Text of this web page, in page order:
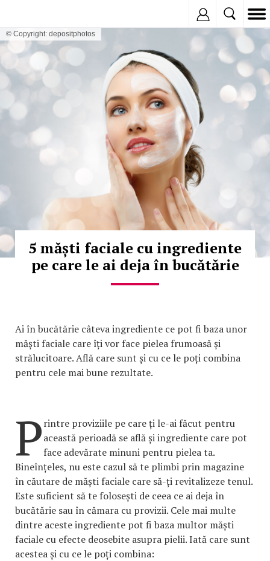
© Copyright: depositphotos
5 măști faciale cu ingrediente
pe care le ai deja în bucătărie
Ai în bucătărie câteva ingrediente ce pot fi baza unor
măști faciale care îți vor face pielea frumoasă și
strălucitoare. Află care sunt și cu ce le poți combina
pentru cele mai bune rezultate.
Printre proviziile pe care ți le-ai făcut pentru
această perioadă se află și ingrediente care pot
face adevărate minuni pentru pielea ta.
Bineînțeles, nu este cazul să te plimbi prin magazine
în căutare de măști faciale care să-ți revitalizeze tenul.
Este suficient să te folosești de ceea ce ai deja în
bucătărie sau în cămara cu provizii. Cele mai multe
dintre aceste ingrediente pot fi baza multor măști
faciale cu efecte deosebite asupra pielii. Iată care sunt
acestea și cu ce le poți combina: